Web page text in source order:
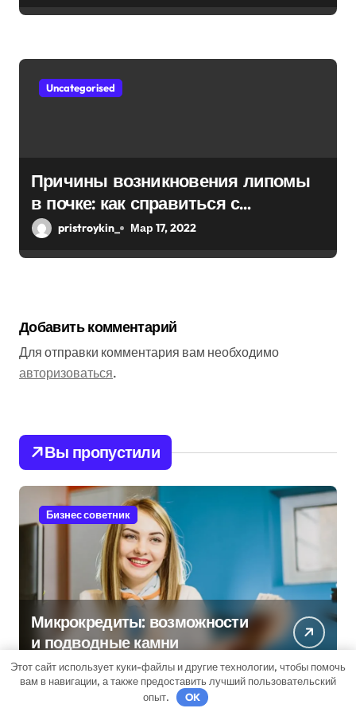
Uncategorised
Причины возникновения липомы
в почке: как справиться с
болезнью
pristroykin_ Мар 17, 2022
Добавить комментарий
Для отправки комментария вам необходимо
авторизоваться.
Вы пропустили
Бизнес советник
Микрокредиты: возможности
и подводные камни
Этот сайт использует куки-файлы и другие технологии, чтобы помочь
вам в навигации, а также предоставить лучший пользовательский
опыт.
OK